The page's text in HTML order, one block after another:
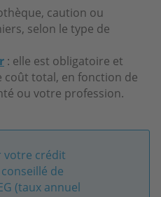
caution ou
selon le type de
: elle est obligatoire et
total, en fonction de
ou votre profession.
votre crédit
de
(taux annuel